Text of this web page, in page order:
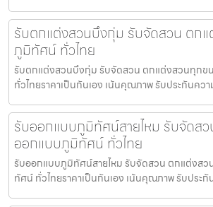
รับตกแต่งสวนบึงกุ่ม รับจัดสวน ตก
ภูมิทัศน์ ทั่วไทย
รับตกแต่งสวนบึงกุ่ม รับจัดสวน ตกแต่งสวนทุก
ทั่วไทยราคาเป็นกันเอง เน้นคุณภาพ รับประกันคว
รับออกแบบภูมิทัศน์สายไหม รับจัดส
ออกแบบภูมิทัศน์ ทั่วไทย
รับออกแบบภูมิทัศน์สายไหม รับจัดสวน ตกแต่งส
ทัศน์ ทั่วไทยราคาเป็นกันเอง เน้นคุณภาพ รับประ